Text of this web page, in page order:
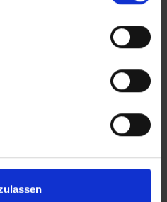
für den
sowie Versand-
der Online-